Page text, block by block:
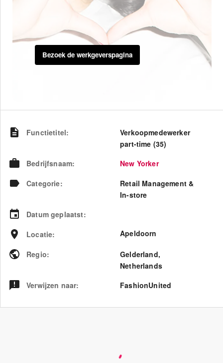
Bezoek de werkgeverspagina
Functietitel:
Verkoopmedewerker
part-time (35)
Bedrijfsnaam:
New Yorker
Categorie:
Retail Management &
In-store
Datum geplaatst:
Locatie: Apeldoorn
Regio: Gelderland,
Netherlands
Verwijzen naar: FashionUnited